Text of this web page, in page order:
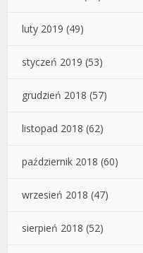
luty 2019 (49)
styczeń 2019 (53)
grudzień 2018 (57)
listopad 2018 (62)
październik 2018 (60)
wrzesień 2018 (47)
sierpień 2018 (52)